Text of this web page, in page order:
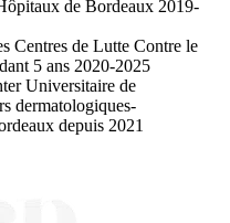
de Bordeaux 2019-
Centres de Lutte Contre le
5 ans 2020-2025
Universitaire de
dermatologiques-
depuis 2021